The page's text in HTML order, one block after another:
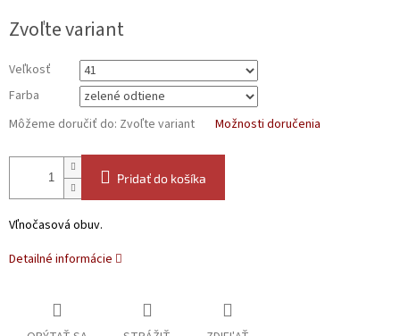
cena:
Zvoľte variant
Veľkosť
Farba
Môžeme doručiť do: Zvoľte variant Možnosti doručenia
Pridať do košíka
Vľnočasová obuv.
Detailné informácie